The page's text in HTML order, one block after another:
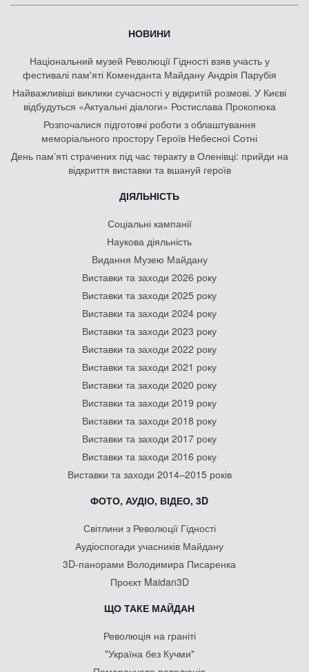
НОВИНИ
Національний музей Революції Гідності взяв участь у
фестивалі пам'яті Коменданта Майдану Андрія Парубія
Найважливіші виклики сучасності у відкритій розмові. У Києві
відбудуться «Актуальні діалоги» Ростислава Прокопюка
Розпочалися підготовчі роботи з облаштування
меморіального простору Героїв Небесної Сотні
День памʼяті страчених під час теракту в Оленівці: прийди на
відкриття виставки та вшануй героїв
ДІЯЛЬНІСТЬ
Соціальні кампанії
Наукова діяльність
Видання Музею Майдану
Виставки та заходи 2026 року
Виставки та заходи 2025 року
Виставки та заходи 2024 року
Виставки та заходи 2023 року
Виставки та заходи 2022 року
Виставки та заходи 2021 року
Виставки та заходи 2020 року
Виставки та заходи 2019 року
Виставки та заходи 2018 року
Виставки та заходи 2017 року
Виставки та заходи 2016 року
Виставки та заходи 2014–2015 років
ФОТО, АУДІО, ВІДЕО, 3D
Світлини з Революції Гідності
Аудіоспогади учасників Майдану
3D-панорами Володимира Писаренка
Проєкт Maidan3D
ЩО ТАКЕ МАЙДАН
Революція на граніті
"Україна без Кучми"